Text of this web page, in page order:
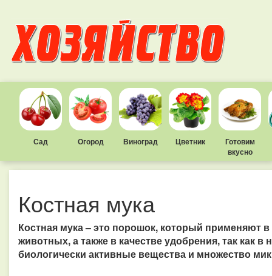
Сад Огород Виноград Цветник
Готовим
вкусно
Костная мука
Костная мука – это порошок, который применяют
животных, а также в качестве удобрения, так как
биологически активные вещества и множество